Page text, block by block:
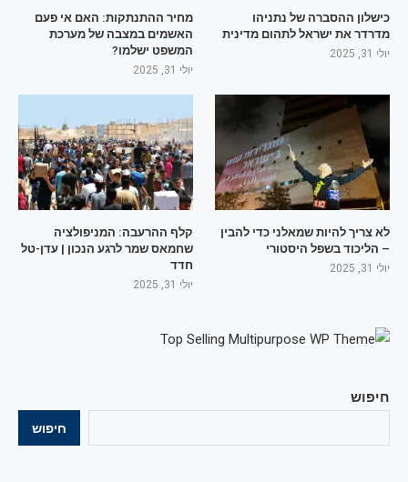
חיפוש
חיפוש
כישלון ההסברה של נתניהו
מדרדר את ישראל לתהום מדינית
יולי 31, 2025
מחיר ההתנתקות: האם אי פעם
האשמים במצבה של מערכת
המשפט ישלמו?
יולי 31, 2025
לא צריך להיות שמאלני כדי להבין
– הליכוד בשפל היסטורי
יולי 31, 2025
קלף ההרעבה: המניפולציה
שחמאס שמר לרגע הנכון | עדן-טל
חדד
יולי 31, 2025